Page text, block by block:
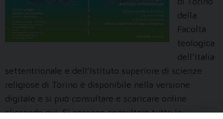
della
Facoltà
teologica
dell’Italia
settentrionale e dell’Istituto superiore di scienze
religiose di Torino è disponibile nella versione
digitale e si può consultare e scaricare online
cliccando qui. Si possono consultare tutte le